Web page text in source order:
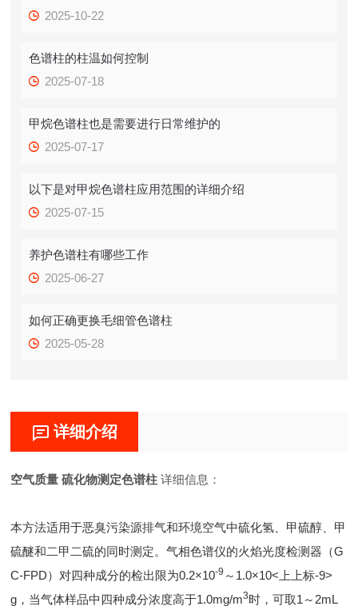
2025-10-22
色谱柱的柱温如何控制
2025-07-18
甲烷色谱柱也是需要进行日常维护的
2025-07-17
以下是对甲烷色谱柱应用范围的详细介绍
2025-07-15
养护色谱柱有哪些工作
2025-06-27
如何正确更换毛细管色谱柱
2025-05-28
详细介绍
空气质量 硫化物测定色谱柱 详细信息：
本方法适用于恶臭污染源排气和环境空气中硫化氢、甲硫醇、甲
硫醚和二甲二硫的同时测定。气相色谱仪的火焰光度检测器（G
C-FPD）对四种成分的检出限为0.2×10-9 ～1.0×10<上上标-9>
g，当气体样品中四种成分浓度高于1.0mg/m3时，可取1～2mL